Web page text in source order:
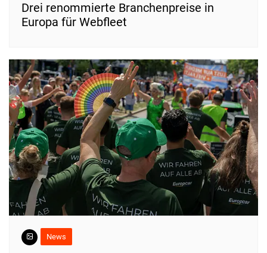
Drei renommierte Branchenpreise in
Europa für Webfleet
News